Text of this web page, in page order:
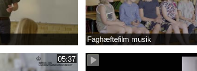
Faghæftefilm musik
05:37